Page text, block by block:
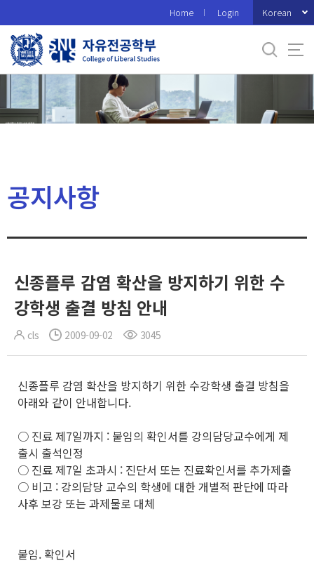
로
메
Home Login Korean
공지사항
신종플루 감염 확산을 방지하기 위한 수
강학생 출결 방침 안내
cls 2009-09-02 3045
신종플루 감염 확산을 방지하기 위한 수강학생 출결 방침을
아래와 같이 안내합니다.
○ 진료 제7일까지 : 붙임의 확인서를 강의담당교수에게 제
출시 출석인정
○ 진료 제7일 초과시 : 진단서 또는 진료확인서를 추가제출
○ 비고 : 강의담당 교수의 학생에 대한 개별적 판단에 따라
사후 보강 또는 과제물로 대체
붙임. 확인서